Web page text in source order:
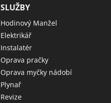
SLUŽBY
Hodinový Manžel
Elektrikář
Instalatér
Oprava pračky
Oprava myčky nádobí
Plynař
Revize